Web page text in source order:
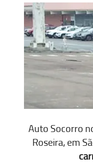
Auto Socorro
Roseira, em